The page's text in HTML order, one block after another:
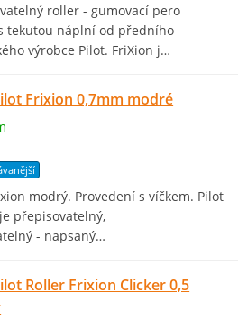
roller - gumovací pero
tekutou náplní od předního
výrobce Pilot. FriXion j…
Frixion 0,7mm modré
modrý. Provedení s víčkem. Pilot
přepisovatelný,
- napsaný…
Roller Frixion Clicker 0,5